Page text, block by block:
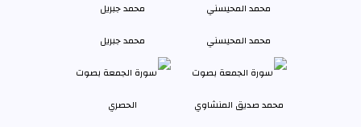
محمد المحيسني محمد جبريل